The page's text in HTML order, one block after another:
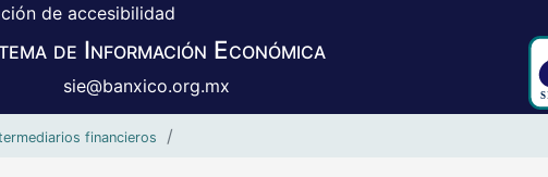
de accesibilidad
de Información Económica
sie@banxico.org.mx
financieros